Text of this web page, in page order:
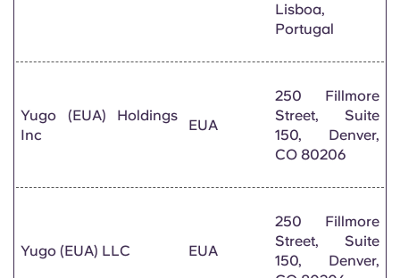
Lisboa,
Portugal
Yugo (EUA) Holdings
Inc
EUA
250 Fillmore
Street, Suite
150, Denver,
CO 80206
Yugo (EUA) LLC EUA
250 Fillmore
Street, Suite
150, Denver,